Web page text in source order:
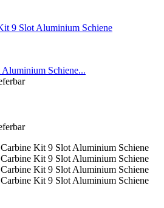
Schiene...